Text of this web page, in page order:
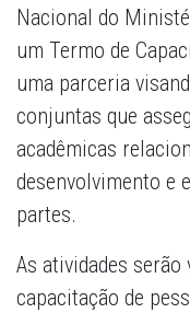
Nacional do
um Termo de
uma parceria
conjuntas que
acadêmicas
desenvolvimento e
partes.
As atividades
capacitação de